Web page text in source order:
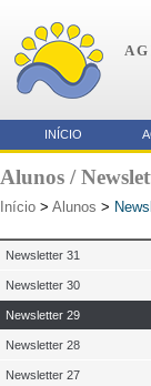
A
Alunos /
Início > Alunos >
Parcerias
Newsletter 31
Newsletter 30
Newsletter 29
Newsletter 28
Newsletter 27
INÍCIO